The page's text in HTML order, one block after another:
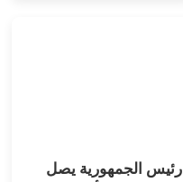
رئيس الجمهورية يصل